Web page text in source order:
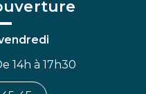
14h à 17h30